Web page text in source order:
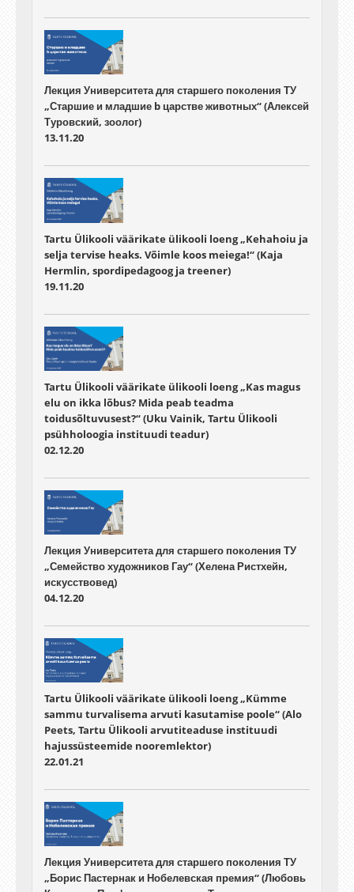
Лекция Университета для старшего поколения ТУ
„Старшие и младшие b царстве животных“ (Алексей
Туровский, зоолог)
13.11.20
Tartu Ülikooli väärikate ülikooli loeng „Kehahoiu ja
selja tervise heaks. Võimle koos meiega!“ (Kaja
Hermlin, spordipedagoog ja treener)
19.11.20
Tartu Ülikooli väärikate ülikooli loeng „Kas magus
elu on ikka lõbus? Mida peab teadma
toidusõltuvusest?“ (Uku Vainik, Tartu Ülikooli
psühholoogia instituudi teadur)
02.12.20
Лекция Университета для старшего поколения ТУ
„Семейство художников Гау“ (Хелена Ристхейн,
искусствовед)
04.12.20
Tartu Ülikooli väärikate ülikooli loeng „Kümme
sammu turvalisema arvuti kasutamise poole“ (Alo
Peets, Tartu Ülikooli arvutiteaduse instituudi
hajussüsteemide nooremlektor)
22.01.21
Лекция Университета для старшего поколения ТУ
„Борис Пастернак и Нобелевская премия“ (Любовь